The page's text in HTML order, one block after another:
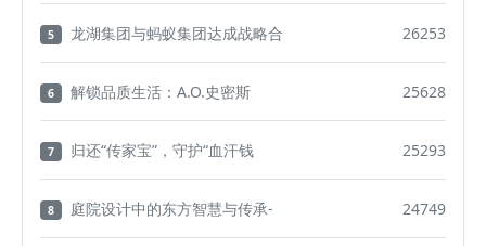
5 龙湖集团与蚂蚁集团达成战略合 26253
6 解锁品质生活：A.O.史密斯 25628
7 归还“传家宝”，守护“血汗钱 25293
8 庭院设计中的东方智慧与传承- 24749